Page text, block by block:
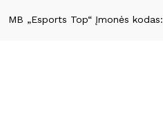
MB „Esports Top“ Įmonės